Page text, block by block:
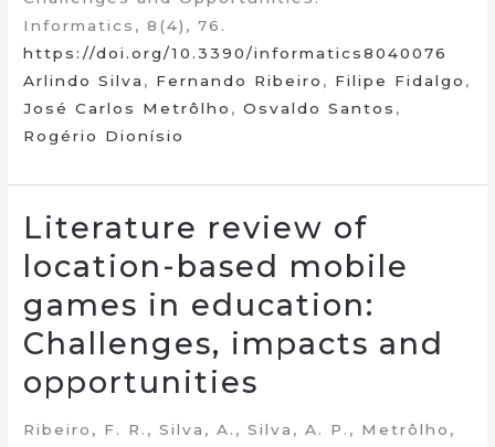
Informatics, 8(4), 76.
https://doi.org/10.3390/informatics8040076
Arlindo Silva , Fernando Ribeiro , Filipe Fidalgo ,
José Carlos Metrôlho ,Osvaldo Santos ,
Rogério Dionísio
Literature review of
location-based mobile
games in education:
Challenges, impacts and
opportunities
Ribeiro, F. R., Silva, A., Silva, A. P., Metrôlho,